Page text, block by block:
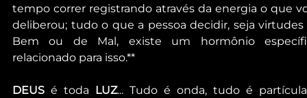
tempo correr registrando através da energia o que
deliberou; tudo o que a pessoa decidir, seja virtudes
Bem ou de Mal, existe um hormônio
relacionado para isso.**
DEUS é toda LUZ... Tudo é onda, tudo é